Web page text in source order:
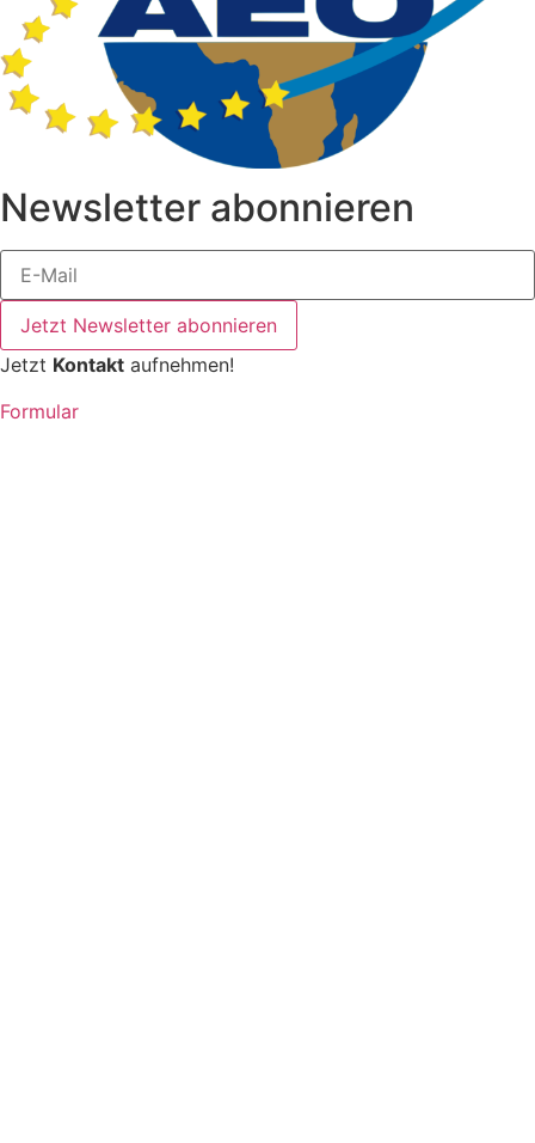
Newsletter abonnieren
Jetzt Newsletter abonnieren
Jetzt Kontakt aufnehmen!
Formular